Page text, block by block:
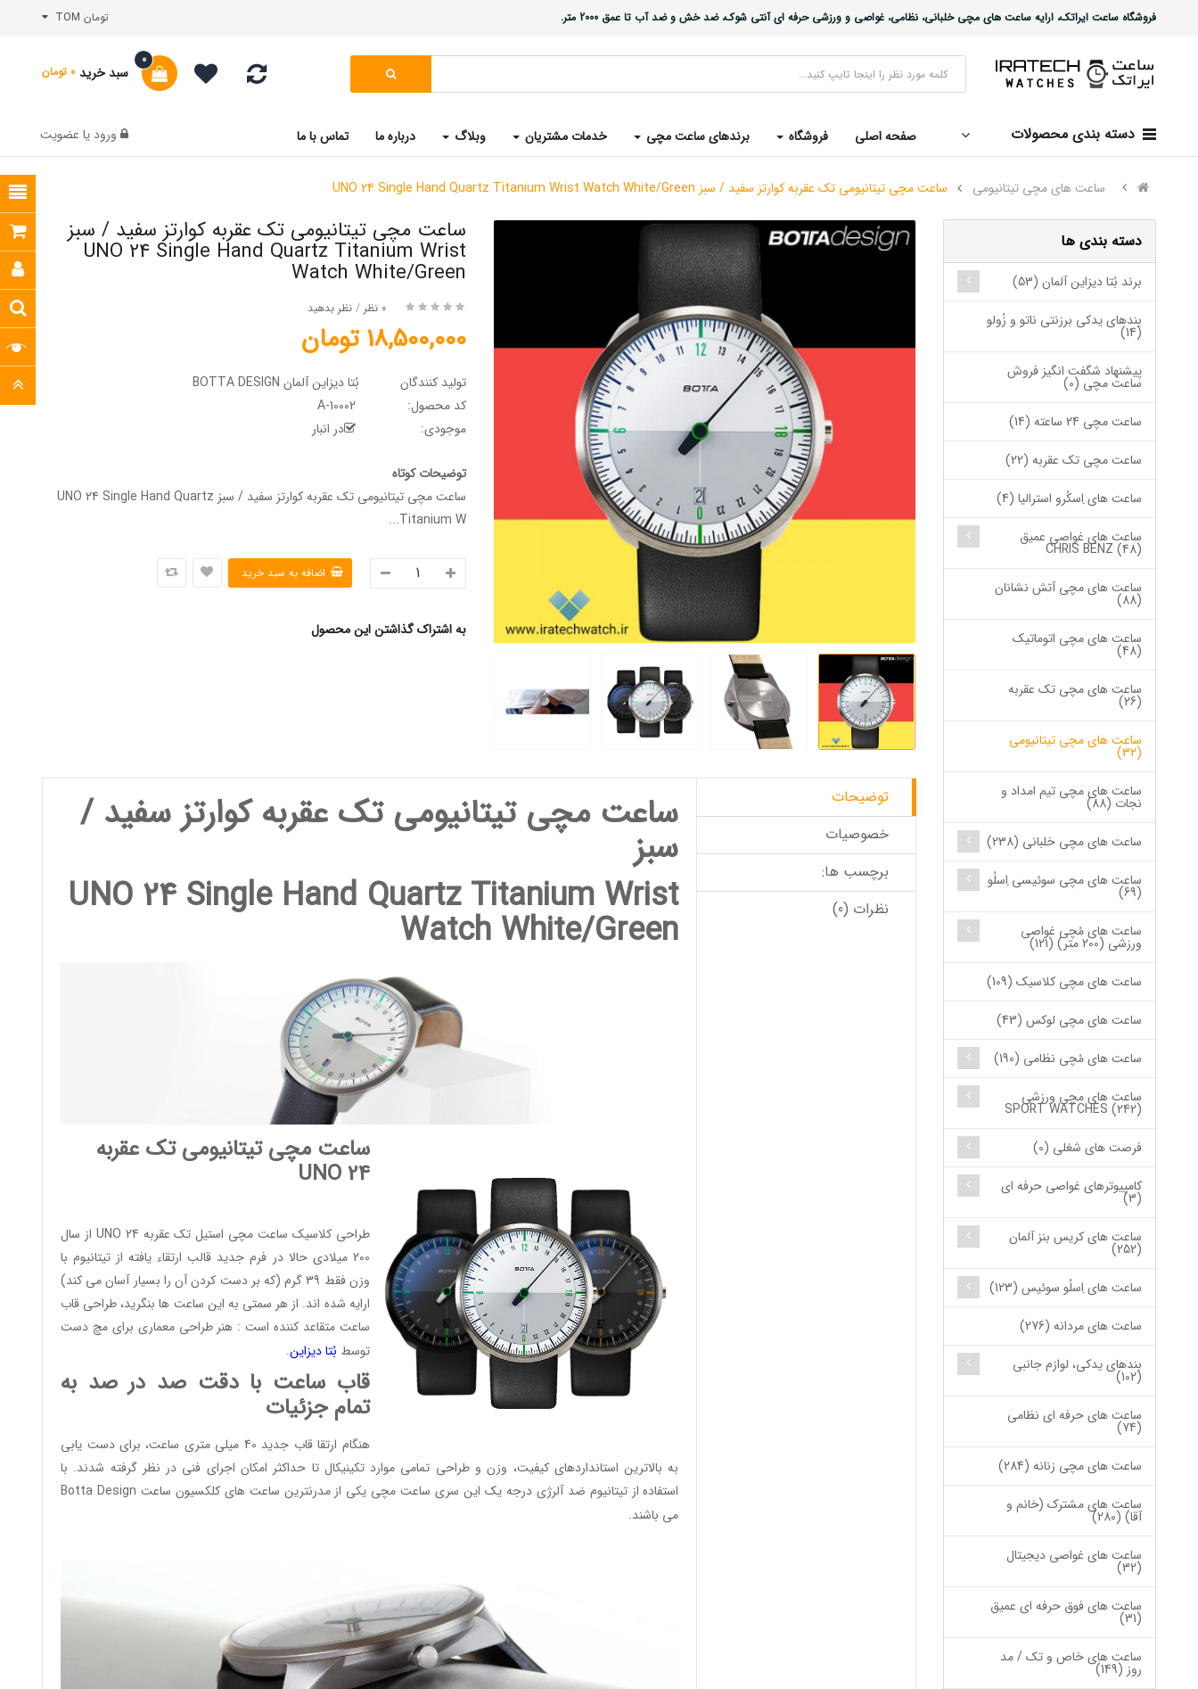
فروشگاه ساعت ایراتک، ارایه ساعت های مچی خلبانی، نظامی، غواصی و ورزشی حرفه ای آنتی شوک، ضد خش و ضد آب تا عمق 2000 متر. تومان TOM
سبد خرید
0
0 تومان
دسته بندی محصولات صفحه اصلی فروشگاه برندهای ساعت مچی خدمات مشتریان وبلاگ درباره ما تماس با ما ورود یا عضویت
ساعت های مچی تیتانیومی ساعت مچی تیتانیومی تک عقربه کوارتز سفید / سبز UNO 24 Single Hand Quartz Titanium Wrist Watch White/Green
دسته بندی ها
برند بُتا دیزاین آلمان (53)
بندهای یدکی برزنتی ناتو و زُولو
(14)
پیشنهاد شگفت انگیز فروش
ساعت مچی (0)
ساعت مچی 24 ساعته (14)
ساعت مچی تک عقربه (22)
ساعت های اِسکُرو استرالیا (4)
ساعت های غواصی عمیق
CHRIS BENZ (48)
ساعت های مچی آتش نشانان
(88)
ساعت های مچی اتوماتیک
(48)
ساعت های مچی تک عقربه
(26)
ساعت های مچی تیتانیومی
(32)
ساعت های مچی تیم امداد و
نجات (88)
ساعت های مچی خلبانی (238)
ساعت های مچی سوئیسی اِسلُو
(69)
ساعت های مُچی غواصی
ورزشی (200 متر) (121)
ساعت های مچی کلاسیک (109)
ساعت های مچی لوکس (43)
ساعت های مُچی نظامی (190)
ساعت های مچی ورزشی
SPORT WATCHES (242)
فرصت های شغلی (0)
کامپیوترهای غواصی حرفه ای
(3)
ساعت های کریس بنز آلمان
(252)
ساعت های اِسلُو سوئیس (123)
ساعت های مردانه (276)
بندهای یدکی، لوازم جانبی
(102)
ساعت های حرفه ای نظامی
(74)
ساعت های مچی زنانه (284)
ساعت های مشترک (خانم و
آقا) (280)
ساعت های غواصی دیجیتال
(32)
ساعت های فوق حرفه ای عمیق
(31)
ساعت های خاص و تک / مد
روز (149)
ساعت مچی تیتانیومی تک عقربه کوارتز سفید / سبز
UNO 24 Single Hand Quartz Titanium Wrist
Watch White/Green
0 نظر /نظر بدهید
18,500,000 تومان
تولید کنندگان
بُتا دیزاین آلمان BOTTA DESIGN
کد محصول:
A-10002
موجودی:
در انبار
توضیحات کوتاه
ساعت مچی تیتانیومی تک عقربه کوارتز سفید / سبز UNO 24 Single Hand Quartz
Titanium W...
به اشتراک گذاشتن این محصول
توضیحات
خصوصیات
برچسب ها:
نظرات (0)
ساعت مچی تیتانیومی تک عقربه کوارتز سفید /
سبز
UNO 24 Single Hand Quartz Titanium Wrist
Watch White/Green
ساعت مچی تیتانیومی تک عقربه
UNO 24
طراحی کلاسیک ساعت مچی استیل تک عقربه UNO 24 از سال
200 میلادی حالا در فرم جدید قالب ارتقاء یافته از تیتانیوم با
وزن فقط 39 گرم (که بر دست کردن آن را بسیار آسان می کند)
ارایه شده اند. از هر سمتی به این ساعت ها بنگرید، طراحی قاب
ساعت متقاعد کننده است : هنر طراحی معماری برای مچ دست
توسط بُتا دیزاین.
قاب ساعت با دقت صد در صد به
تمام جزئیات
هنگام ارتقا قاب جدید 40 میلی متری ساعت، برای دست یابی
به بالاترین استانداردهای کیفیت، وزن و طراحی تمامی موارد تکینیکال تا حداکثر امکان اجرای فنی در نظر گرفته شدند. با
استفاده از تیتانیوم ضد آلرژی درجه یک این سری ساعت مچی یکی از مدرنترین ساعت های کلکسیون ساعت Botta Design
می باشند.